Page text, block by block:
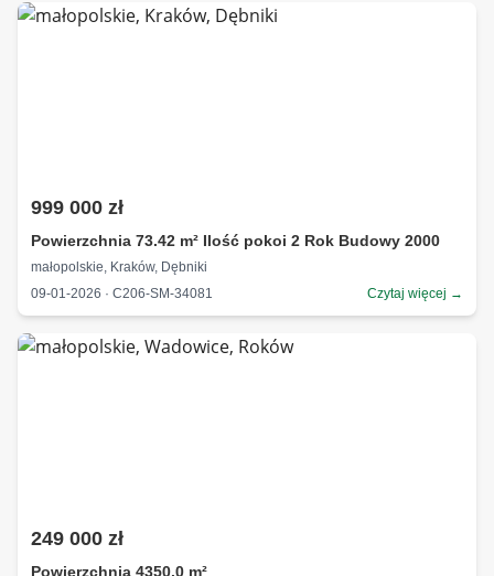
999 000 zł
Powierzchnia 73.42 m² Ilość pokoi 2 Rok Budowy 2000
małopolskie, Kraków, Dębniki
09-01-2026 · C206-SM-34081
Czytaj więcej →
249 000 zł
Powierzchnia 4350.0 m²